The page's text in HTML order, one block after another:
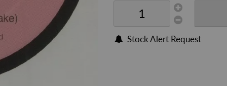
Stock Alert Request